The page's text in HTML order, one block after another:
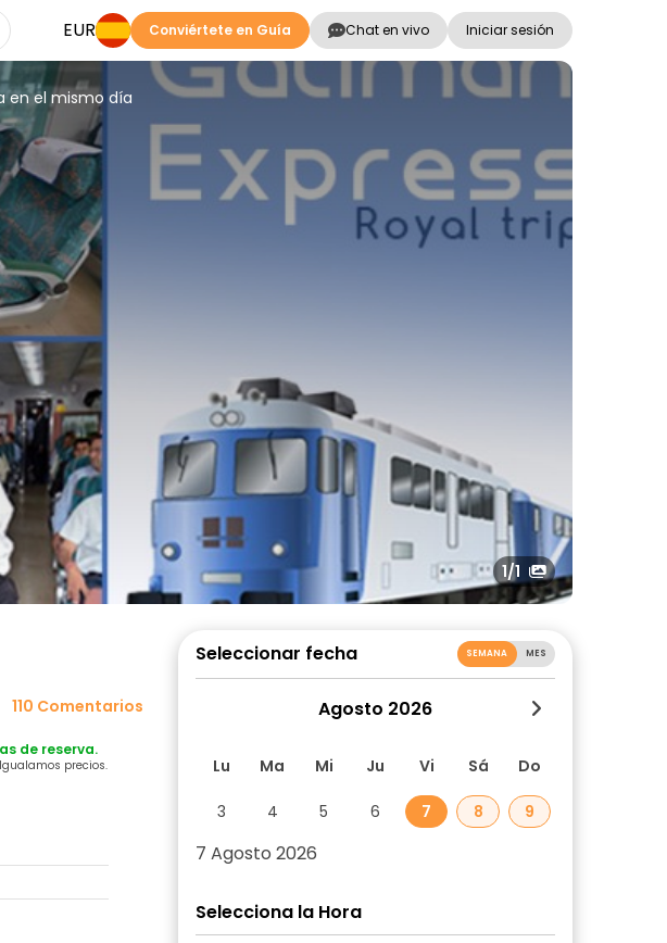
EUR Conviértete en Guía Chat en vivo Iniciar sesión
en el mismo día
1/1
110 Comentarios
de reserva.
precios.
Seleccionar fecha SEMANA MES
Agosto 2026
Lu Ma Mi Ju Vi Sá Do
3 4 5 6 7 8 9
7 Agosto 2026
Selecciona la Hora